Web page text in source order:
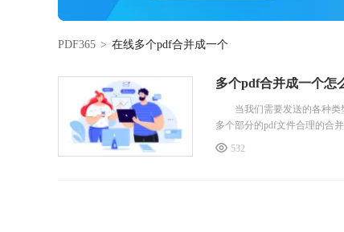
PDF365 > 在线多个pdf合并成一个
多个pdf合并成一个怎
当我们需要发送的各种类型
多个部分的pdf文件合理的合
532